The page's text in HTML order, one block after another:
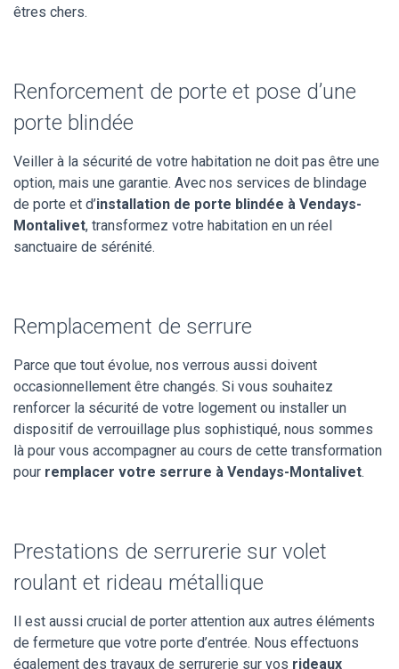
êtres chers.
Renforcement de porte et pose d’une
porte blindée
Veiller à la sécurité de votre habitation ne doit pas être une
option, mais une garantie. Avec nos services de blindage
de porte et d’installation de porte blindée à Vendays-
Montalivet, transformez votre habitation en un réel
sanctuaire de sérénité.
Remplacement de serrure
Parce que tout évolue, nos verrous aussi doivent
occasionnellement être changés. Si vous souhaitez
renforcer la sécurité de votre logement ou installer un
dispositif de verrouillage plus sophistiqué, nous sommes
là pour vous accompagner au cours de cette transformation
pour remplacer votre serrure à Vendays-Montalivet.
Prestations de serrurerie sur volet
roulant et rideau métallique
Il est aussi crucial de porter attention aux autres éléments
de fermeture que votre porte d’entrée. Nous effectuons
également des travaux de serrurerie sur vos rideaux